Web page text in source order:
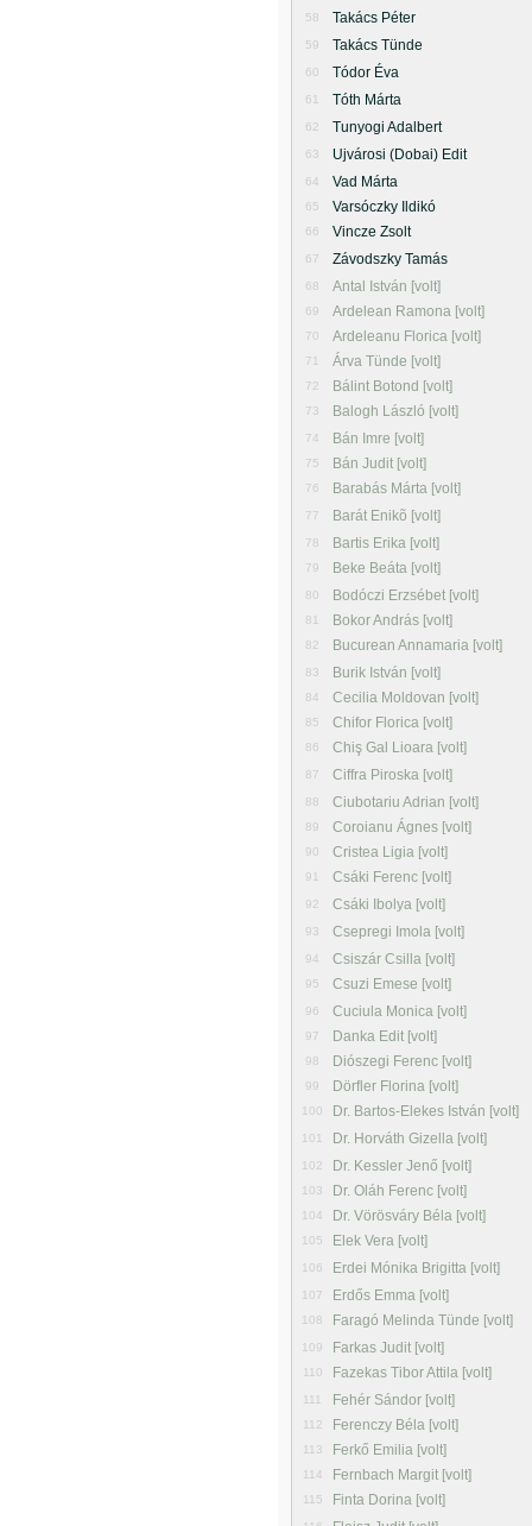
58 Takács Péter
59 Takács Tünde
60 Tódor Éva
61 Tóth Márta
62 Tunyogi Adalbert
63 Ujvárosi (Dobai) Edit
64 Vad Márta
65 Varsóczky Ildikó
66 Vincze Zsolt
67 Závodszky Tamás
68 Antal István [volt]
69 Ardelean Ramona [volt]
70 Ardeleanu Florica [volt]
71 Árva Tünde [volt]
72 Bálint Botond [volt]
73 Balogh László [volt]
74 Bán Imre [volt]
75 Bán Judit [volt]
76 Barabás Márta [volt]
77 Barát Enikõ [volt]
78 Bartis Erika [volt]
79 Beke Beáta [volt]
80 Bodóczi Erzsébet [volt]
81 Bokor András [volt]
82 Bucurean Annamaria [volt]
83 Burik István [volt]
84 Cecilia Moldovan [volt]
85 Chifor Florica [volt]
86 Chiş Gal Lioara [volt]
87 Ciffra Piroska [volt]
88 Ciubotariu Adrian [volt]
89 Coroianu Ágnes [volt]
90 Cristea Ligia [volt]
91 Csáki Ferenc [volt]
92 Csáki Ibolya [volt]
93 Csepregi Imola [volt]
94 Csiszár Csilla [volt]
95 Csuzi Emese [volt]
96 Cuciula Monica [volt]
97 Danka Edit [volt]
98 Diószegi Ferenc [volt]
99 Dörfler Florina [volt]
100 Dr. Bartos-Elekes István [volt]
101 Dr. Horváth Gizella [volt]
102 Dr. Kessler Jenő [volt]
103 Dr. Oláh Ferenc [volt]
104 Dr. Vörösváry Béla [volt]
105 Elek Vera [volt]
106 Erdei Mónika Brigitta [volt]
107 Erdős Emma [volt]
108 Faragó Melinda Tünde [volt]
109 Farkas Judit [volt]
110 Fazekas Tibor Attila [volt]
111 Fehér Sándor [volt]
112 Ferenczy Béla [volt]
113 Ferkő Emilia [volt]
114 Fernbach Margit [volt]
115 Finta Dorina [volt]